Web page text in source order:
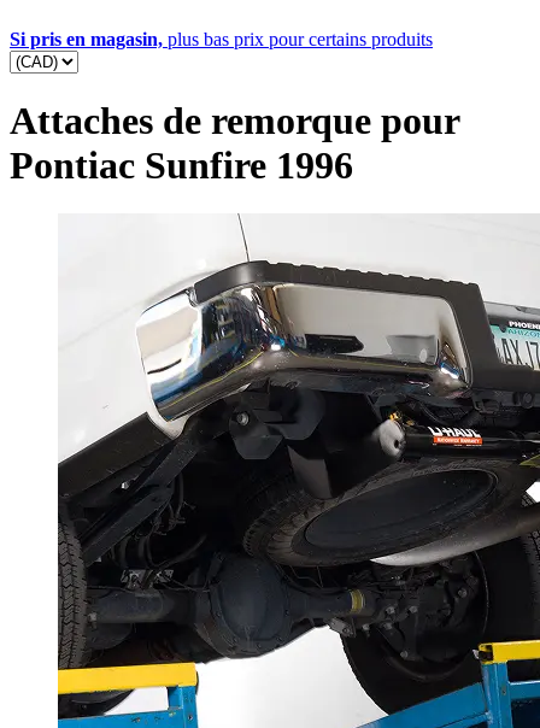
Si pris en magasin, plus bas prix pour certains produits
Attaches de remorque pour
Pontiac Sunfire 1996